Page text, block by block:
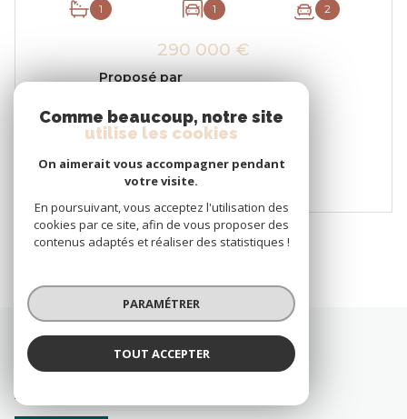
1 1 2
290 000 €
Proposé par
VOIR LE BIEN
Affiner par type de bien
Comme beaucoup, notre site
utilise les cookies
On aimerait vous accompagner pendant
votre visite.
En poursuivant, vous acceptez l'utilisation des
cookies par ce site, afin de vous proposer des
contenus adaptés et réaliser des statistiques !
PARAMÉTRER
TOUT ACCEPTER